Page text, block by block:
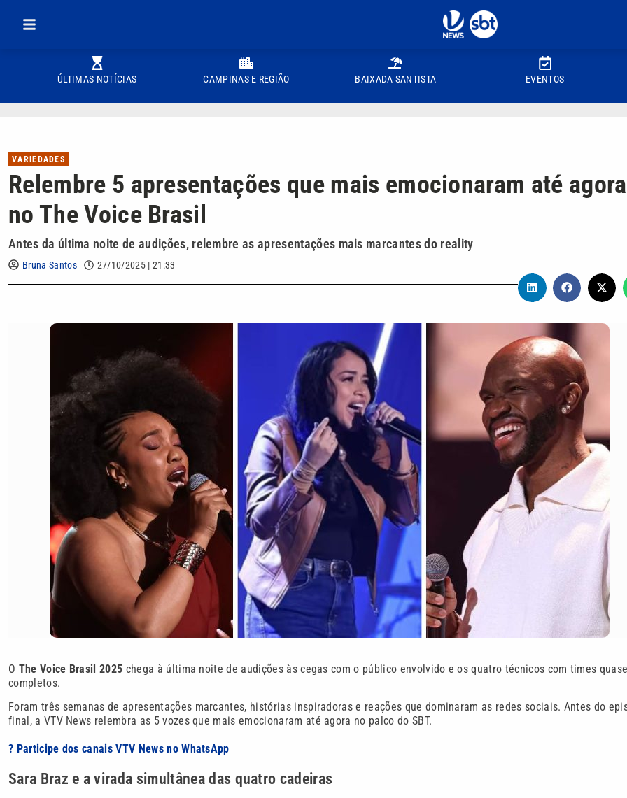
ÚLTIMAS NOTÍCIAS CAMPINAS E REGIÃO BAIXADA SANTISTA EVENTOS
VARIEDADES
Relembre 5 apresentações que mais emocionaram até agora
no The Voice Brasil
Antes da última noite de audições, relembre as apresentações mais marcantes do reality
Bruna Santos 27/10/2025 | 21:33
O The Voice Brasil 2025 chega à última noite de audições às cegas com o público envolvido e os quatro técnicos com times
completos.
Foram três semanas de apresentações marcantes, histórias inspiradoras e reações que dominaram as redes sociais. Antes do
final, a VTV News relembra as 5 vozes que mais emocionaram até agora no palco do SBT.
? Participe dos canais VTV News no WhatsApp
Sara Braz e a virada simultânea das quatro cadeiras